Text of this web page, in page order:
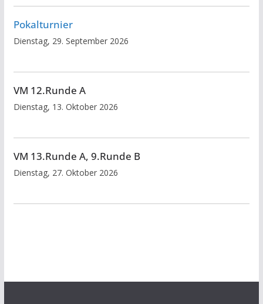
Pokalturnier
Dienstag, 29. September 2026
VM 12.Runde A
Dienstag, 13. Oktober 2026
VM 13.Runde A, 9.Runde B
Dienstag, 27. Oktober 2026